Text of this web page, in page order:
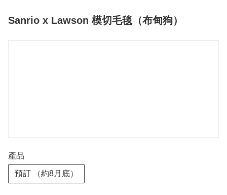
Sanrio x Lawson 模切毛毯（布甸狗）
產品
預訂 （約8月底）